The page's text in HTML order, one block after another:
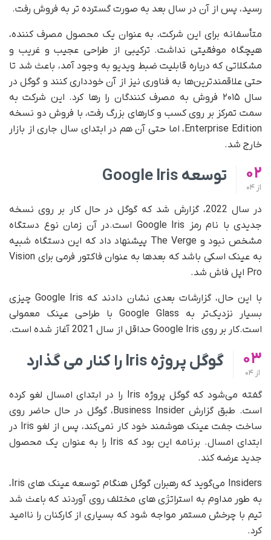
رسید، پس از آن در سال بعد به صورت گسترده تر به فروش رفت.
متأسفانه برای این شرکت، به عنوان یک محصول مصرف کننده،
هیچگاه موفقیتی نداشت. ترکیبی از طراحی عجیب و غریب و
مشکلاتی که درباره قابلیت ضبط ویدیو به وجود آمد، باعث شد تا
حتی علاقمندترین‌ها به فناوری نیز از آن خودداری کنند و گوگل در
سال ۲۰۱۵ فروش به مصرف کنندگان را رها کرد. این شرکت به
سمت تمرکز بر روی کسب و کارهای بزرگ رفت، با فروش دو نسخه
Enterprise Edition، اما حتی آن هم در ابتدای سال جاری از بازار
خارج شد.
02
از
توسعه Google Iris
در سال 2022، گزارش شد که گوگل در حال کار بر روی نسخه
جدیدی با نام رمز Google Iris است.در آن زمان نوع دستگاه
مشخص نبود و The Verge پیشنهاد داد که این دستگاه شبیه
به عینک اسکی باشد که بعدها به عنوان فاکتور فرمی برای Vision
Pro اپل فاش شد.
با این حال، گزارشات بعدی نشان دادند که Google Iris چیزی
بسیار نزدیک‌تر به Google Glass با طراحی عینک معمولی
است.کار بر روی Google Iris حداقل از سال 2021 آغاز شده است.
03
از 04
گوگل پروژه Iris را کنار می گذارد
گفته می‌شود که گوگل پروژه Iris را در ابتدای امسال لغو کرده
است. طبق گزارش Business Insider، گوگل در حال حاضر روی
ساخت جفت عینک هوشمند خود کار نمی‌کند، پس از لغو Iris در
ابتدای امسال. برنامه این بود که Iris را به عنوان یک محصول
جدید عرضه کند.
Insiders می‌گوید که رهبران گوگل هنگام توسعه عینک های Iris،
به طور مداوم به استراتژی های مختلف روی آوردند که باعث شد
تیم با چرخش مستمر مواجه شود که بسیاری از کارکنان را ناامید
کرد.